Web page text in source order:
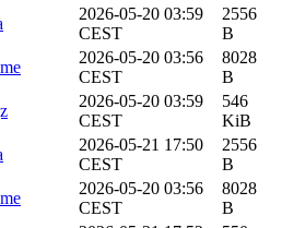
2026-05-20 03:59
CEST
2556
B
2026-05-20 03:56
CEST
8028
B
2026-05-20 03:59
CEST
546
KiB
2026-05-21 17:50
CEST
2556
B
2026-05-20 03:56
CEST
8028
B